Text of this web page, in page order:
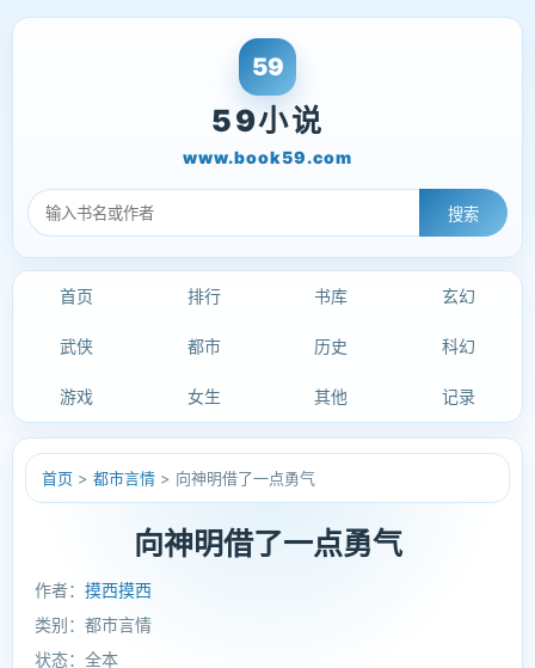
59小说
www.book59.com
搜索
首页 排行 书库 玄幻
武侠 都市 历史 科幻
游戏 女生 其他 记录
首页 > 都市言情 > 向神明借了一点勇气
向神明借了一点勇气
作者： 摸西摸西
类别：都市言情
状态：全本